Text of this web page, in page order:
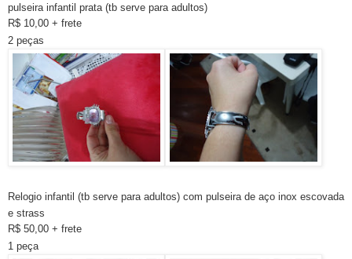
pulseira infantil prata (tb serve para adultos)
R$ 10,00 + frete
2 peças
Relogio infantil (tb serve para adultos) com pulseira de aço inox escovada
e strass
R$ 50,00 + frete
1 peça